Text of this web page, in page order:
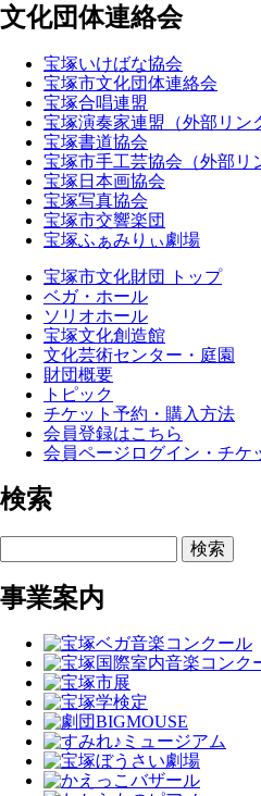
文化団体連絡会
宝塚いけばな協会
宝塚市文化団体連絡会
宝塚合唱連盟
宝塚演奏家連盟（外部リン
宝塚書道協会
宝塚市手工芸協会（外部リ
宝塚日本画協会
宝塚写真協会
宝塚市交響楽団
宝塚ふぁみりぃ劇場
宝塚市文化財団 トップ
ベガ・ホール
ソリオホール
宝塚文化創造館
文化芸術センター・庭園
財団概要
トピック
チケット予約・購入方法
会員登録はこちら
会員ページログイン・チケ
検索
検索
事業案内